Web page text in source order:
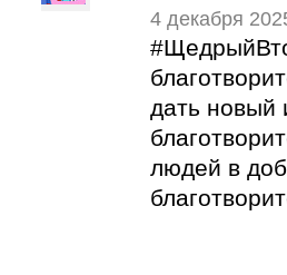
4 декабря
дать новый
людей в